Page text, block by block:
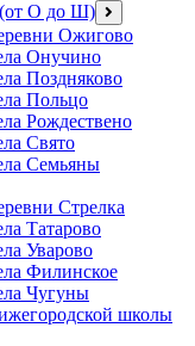
(от О до Ш) открыть
меню
Ожигово
Онучино
Поздняково
Польцо
Рождествено
Свято
Семьяны
Стрелка
Татарово
Уварово
Филинское
Чугуны
школы